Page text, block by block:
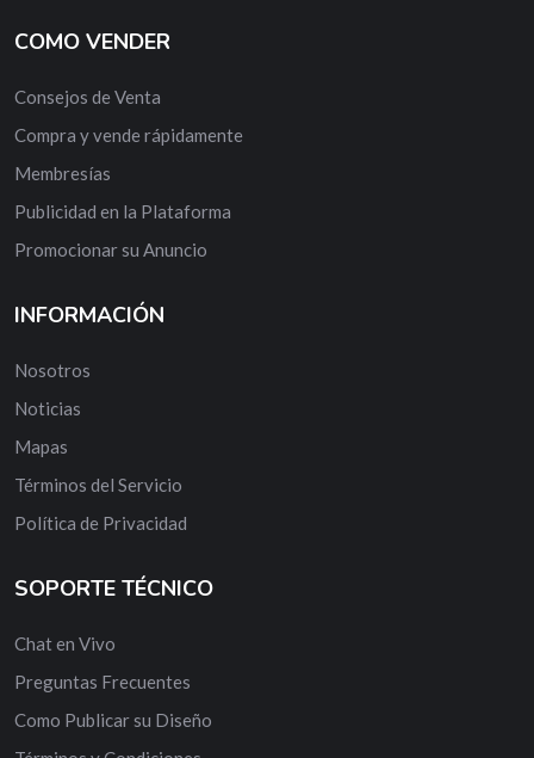
COMO VENDER
Consejos de Venta
Compra y vende rápidamente
Membresías
Publicidad en la Plataforma
Promocionar su Anuncio
INFORMACIÓN
Nosotros
Noticias
Mapas
Términos del Servicio
Política de Privacidad
SOPORTE TÉCNICO
Chat en Vivo
Preguntas Frecuentes
Como Publicar su Diseño